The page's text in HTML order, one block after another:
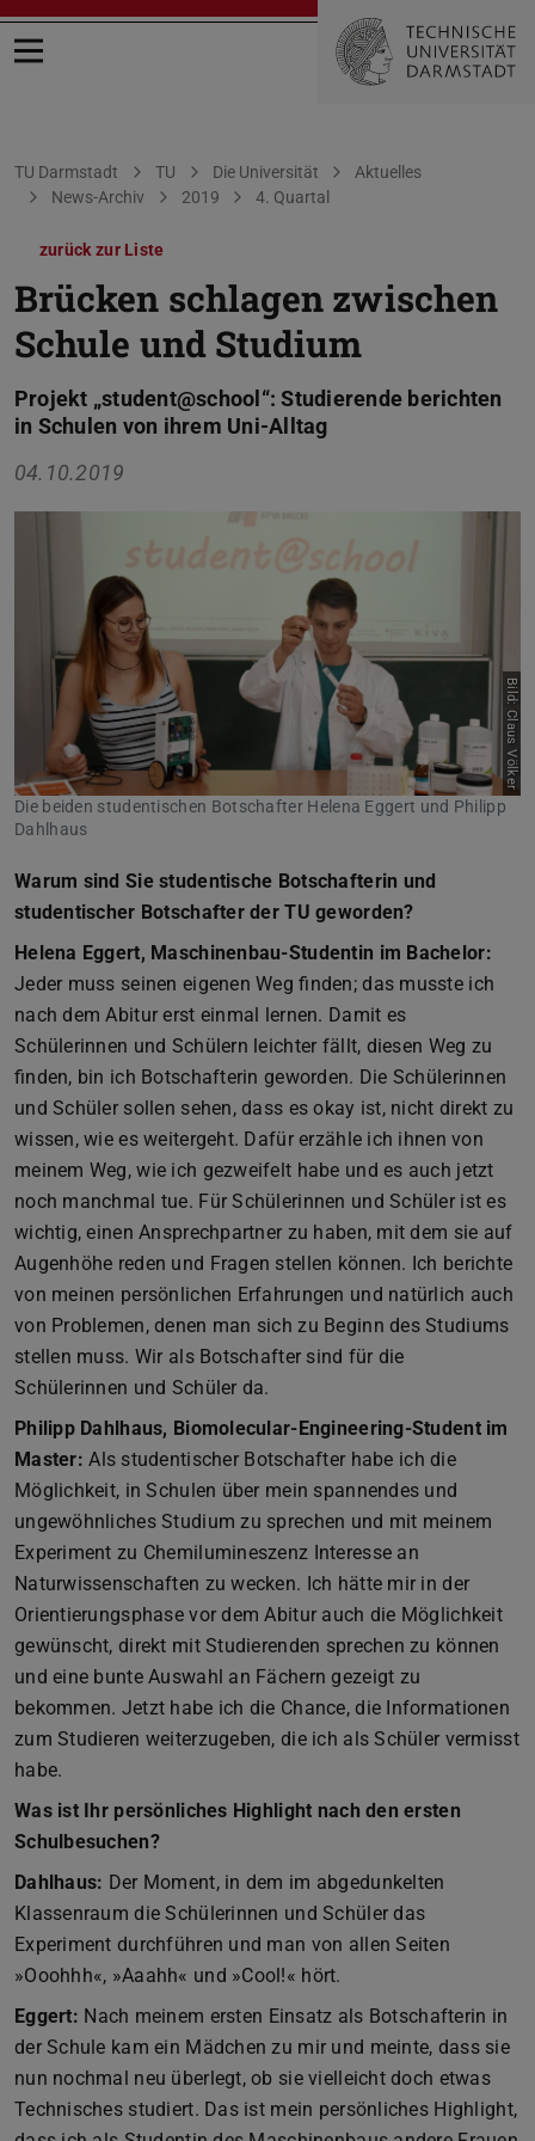
Menü öffnen
Sie befinden sich hier:
TU Darmstadt TU Die Universität
Aktuelles
News-Archiv
2019 4. Quartal
zurück zur Liste
Brücken schlagen zwischen
Schule und Studium
Projekt „student@school“: Studierende berichten
in Schulen von ihrem Uni-Alltag
04.10.2019
Bild: Claus Völker
Die beiden studentischen Botschafter Helena Eggert und Philipp
Dahlhaus
Warum sind Sie studentische Botschafterin und
studentischer Botschafter der TU geworden?
Helena Eggert, Maschinenbau-Studentin im Bachelor:
Jeder muss seinen eigenen Weg finden; das musste ich
nach dem Abitur erst einmal lernen. Damit es
Schülerinnen und Schülern leichter fällt, diesen Weg zu
finden, bin ich Botschafterin geworden. Die Schülerinnen
und Schüler sollen sehen, dass es okay ist, nicht direkt zu
wissen, wie es weitergeht. Dafür erzähle ich ihnen von
meinem Weg, wie ich gezweifelt habe und es auch jetzt
noch manchmal tue. Für Schülerinnen und Schüler ist es
wichtig, einen Ansprechpartner zu haben, mit dem sie auf
Augenhöhe reden und Fragen stellen können. Ich berichte
von meinen persönlichen Erfahrungen und natürlich auch
von Problemen, denen man sich zu Beginn des Studiums
stellen muss. Wir als Botschafter sind für die
Schülerinnen und Schüler da.
Philipp Dahlhaus, Biomolecular-Engineering-Student im
Master: Als studentischer Botschafter habe ich die
Möglichkeit, in Schulen über mein spannendes und
ungewöhnliches Studium zu sprechen und mit meinem
Experiment zu Chemilumineszenz Interesse an
Naturwissenschaften zu wecken. Ich hätte mir in der
Orientierungsphase vor dem Abitur auch die Möglichkeit
gewünscht, direkt mit Studierenden sprechen zu können
und eine bunte Auswahl an Fächern gezeigt zu
bekommen. Jetzt habe ich die Chance, die Informationen
zum Studieren weiterzugeben, die ich als Schüler vermisst
habe.
Was ist Ihr persönliches Highlight nach den ersten
Schulbesuchen?
Dahlhaus: Der Moment, in dem im abgedunkelten
Klassenraum die Schülerinnen und Schüler das
Experiment durchführen und man von allen Seiten
»Ooohhh«, »Aaahh« und »Cool!« hört.
Eggert: Nach meinem ersten Einsatz als Botschafterin in
der Schule kam ein Mädchen zu mir und meinte, dass sie
nun nochmal neu überlegt, ob sie vielleicht doch etwas
Technisches studiert. Das ist mein persönliches Highlight,